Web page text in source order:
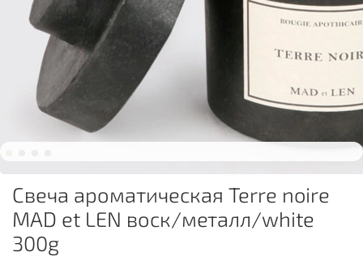
Свеча ароматическая Terre noire
MAD et LEN воск/металл/white
300g